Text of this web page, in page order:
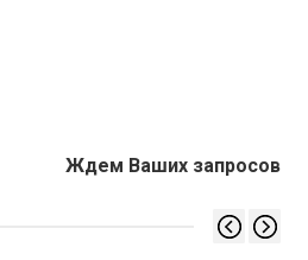
Ждем Ваших запросов